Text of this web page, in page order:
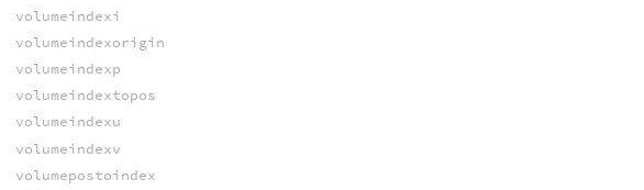
volumeindexi
volumeindexorigin
volumeindexp
volumeindextopos
volumeindexu
volumeindexv
volumepostoindex